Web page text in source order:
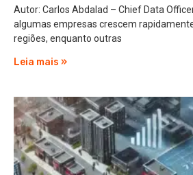
Autor: Carlos Abdalad – Chief Data
algumas empresas crescem
regiões, enquanto outras
Leia mais »